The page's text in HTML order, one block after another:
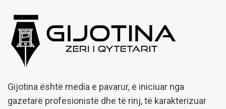
Gijotina është media e pavarur, e iniciuar nga
gazetarë profesionistë dhe të rinj, të karakterizuar